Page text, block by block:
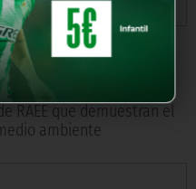
COLABORARÁN PARA PROMOVER EL
05/06/2020
de lucro destacan la
un equipo" en iniciativas
RAEE que demuestran el
ambiente